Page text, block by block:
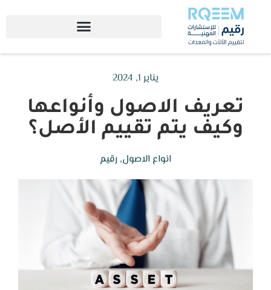
يناير 1, 2024
تعريف الاصول وأنواعها
وكيف يتم تقييم الأصل؟
انواع الاصول, رقيم